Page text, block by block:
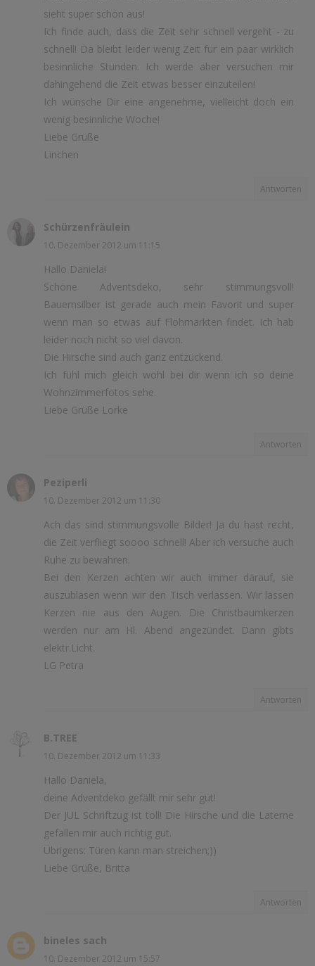
sieht super schön aus!
Ich finde auch, dass die Zeit sehr schnell vergeht - zu
schnell! Da bleibt leider wenig Zeit für ein paar wirklich
besinnliche Stunden. Ich werde aber versuchen mir
dahingehend die Zeit etwas besser einzuteilen!
Ich wünsche Dir eine angenehme, vielleicht doch ein
wenig besinnliche Woche!
Liebe Grüße
Linchen
Antworten
Schürzenfräulein
10. Dezember 2012 um 11:15
Hallo Daniela!
Schöne Adventsdeko, sehr stimmungsvoll!
Bauernsilber ist gerade auch mein Favorit und super
wenn man so etwas auf Flohmärkten findet. Ich hab
leider noch nicht so viel davon.
Die Hirsche sind auch ganz entzückend.
Ich fühl mich gleich wohl bei dir wenn ich so deine
Wohnzimmerfotos sehe.
Liebe Grüße Lorke
Antworten
Peziperli
10. Dezember 2012 um 11:30
Ach das sind stimmungsvolle Bilder! Ja du hast recht,
die Zeit verfliegt soooo schnell! Aber ich versuche auch
Ruhe zu bewahren.
Bei den Kerzen achten wir auch immer darauf, sie
auszublasen wenn wir den Tisch verlassen. Wir lassen
Kerzen nie aus den Augen. Die Christbaumkerzen
werden nur am Hl. Abend angezündet. Dann gibts
elektr.Licht.
LG Petra
Antworten
B.TREE
10. Dezember 2012 um 11:33
Hallo Daniela,
deine Adventdeko gefällt mir sehr gut!
Der JUL Schriftzug ist toll! Die Hirsche und die Laterne
gefallen mir auch richtig gut.
Übrigens: Türen kann man streichen;))
Liebe Grüße, Britta
Antworten
bineles sach
10. Dezember 2012 um 15:57